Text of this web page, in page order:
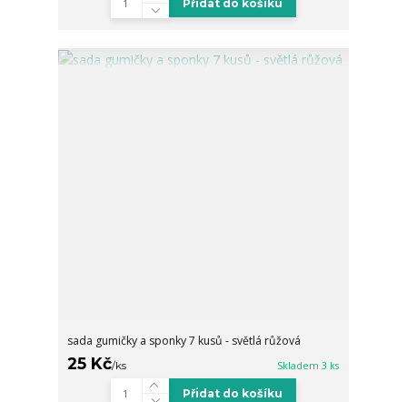
Přidat do košíku
sada gumičky a sponky 7 kusů - světlá růžová
25 Kč/ks Skladem 3 ks
Přidat do košíku